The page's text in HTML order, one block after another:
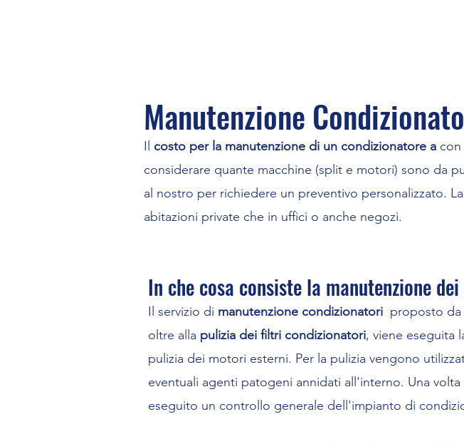
Manutenzione
Il costo per la manutenzione di un condizionatore a
considerare quante macchine (split e motori) sono da
al nostro per richiedere un preventivo personalizzato.
abitazioni private che in uffici o anche negozi.
In che cosa consiste la manutenzione
Il servizio di manutenzione condizionatori proposto da
oltre alla pulizia dei filtri condizionatori, viene eseguita
pulizia dei motori esterni. Per la pulizia vengono
eventuali agenti patogeni annidati all'interno. Una volta
eseguito un controllo generale dell'impianto di